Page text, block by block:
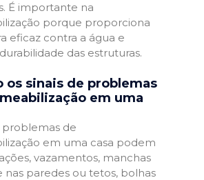
É importante na
porque proporciona
eficaz contra a água e
das estruturas.
os sinais de problemas
em uma
problemas de
em uma casa podem
vazamentos, manchas
nas paredes ou tetos, bolhas